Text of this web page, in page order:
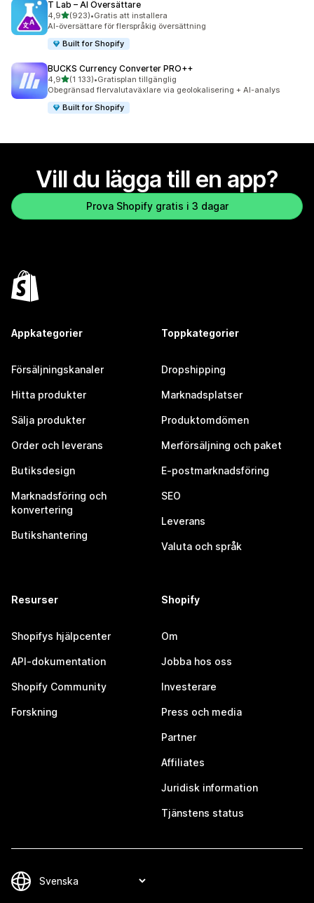
T Lab – AI Översättare
4,9av 5 stjärnor
(923)
923 recensioner totalt
•Gratis att installera
AI-översättare för flerspråkig översättning
Built for Shopify
BUCKS Currency Converter PRO++
4,9av 5 stjärnor
(1 133)
1133 recensioner totalt
•Gratisplan tillgänglig
Obegränsad flervalutaväxlare via geolokalisering + AI-analys
Built for Shopify
Vill du lägga till en app?
Prova Shopify gratis i 3 dagar
Appkategorier
Försäljningskanaler
Hitta produkter
Sälja produkter
Order och leverans
Butiksdesign
Marknadsföring och
konvertering
Butikshantering
Toppkategorier
Dropshipping
Marknadsplatser
Produktomdömen
Merförsäljning och paket
E-postmarknadsföring
SEO
Leverans
Valuta och språk
Resurser
Shopifys hjälpcenter
API-dokumentation
Shopify Community
Forskning
Shopify
Om
Jobba hos oss
Investerare
Press och media
Partner
Affiliates
Juridisk information
Tjänstens status